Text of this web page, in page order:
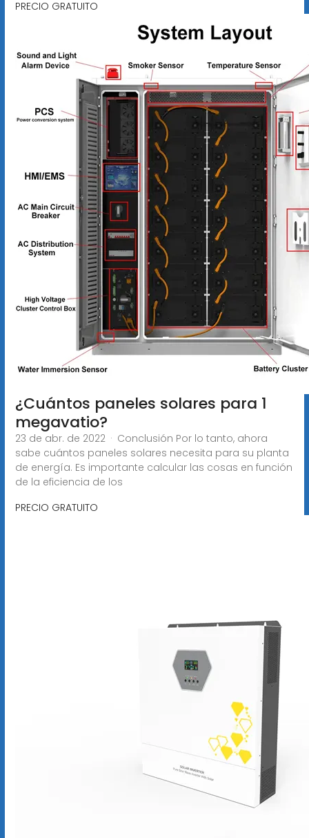
PRECIO GRATUITO
¿Cuántos paneles solares para 1
megavatio?
23 de abr. de 2022 · Conclusión Por lo tanto, ahora
sabe cuántos paneles solares necesita para su planta
de energía. Es importante calcular las cosas en función
de la eficiencia de los
PRECIO GRATUITO